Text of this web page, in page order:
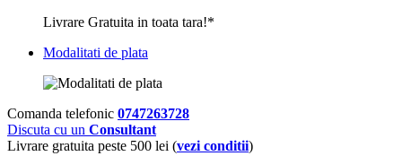
Livrare Gratuita in toata tara!*
Modalitati de plata
Comanda telefonic 0747263728
Discuta cu un Consultant
Livrare gratuita peste 500 lei (vezi conditii)